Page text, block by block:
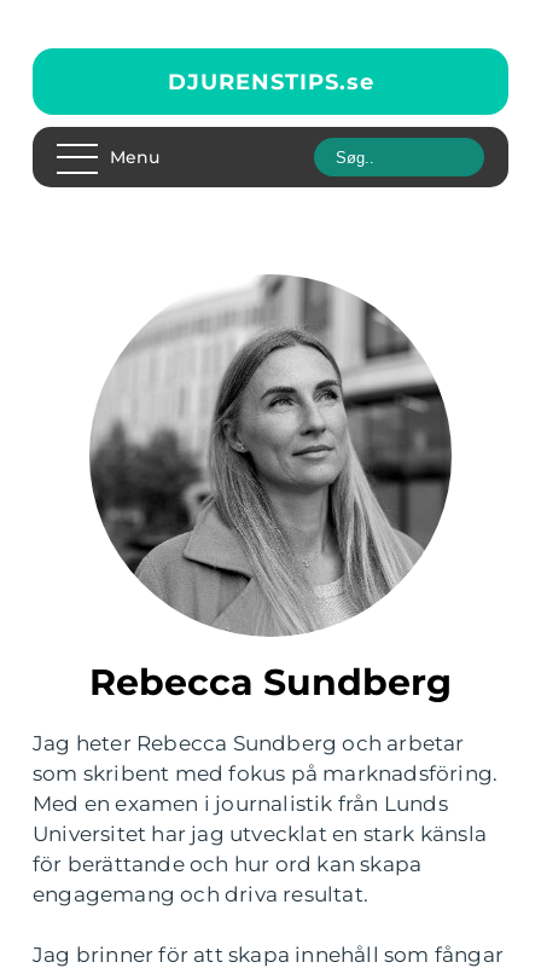
DJURENSTIPS.se
Menu
Rebecca Sundberg
Jag heter Rebecca Sundberg och arbetar
som skribent med fokus på marknadsföring.
Med en examen i journalistik från Lunds
Universitet har jag utvecklat en stark känsla
för berättande och hur ord kan skapa
engagemang och driva resultat.
Jag brinner för att skapa innehåll som fångar